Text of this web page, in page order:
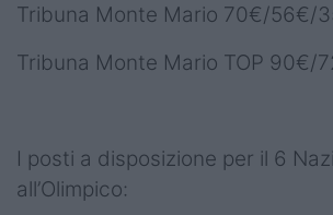
Tribuna Monte Mario 70€/56€/
Tribuna Monte Mario TOP 90€/
I posti a disposizione per il 6
all’Olimpico: